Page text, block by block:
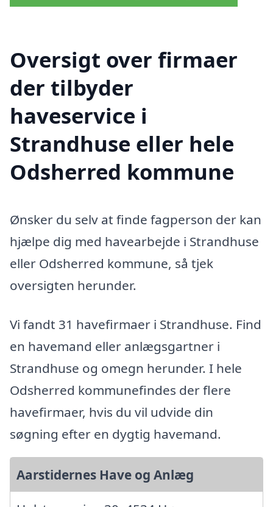
Oversigt over firmaer
der tilbyder
haveservice i
Strandhuse eller hele
Odsherred kommune
Ønsker du selv at finde fagperson der kan
hjælpe dig med havearbejde i Strandhuse
eller Odsherred kommune, så tjek
oversigten herunder.
Vi fandt 31 havefirmaer i Strandhuse. Find
en havemand eller anlægsgartner i
Strandhuse og omegn herunder. I hele
Odsherred kommunefindes der flere
havefirmaer, hvis du vil udvide din
søgning efter en dygtig havemand.
Aarstidernes Have og Anlæg